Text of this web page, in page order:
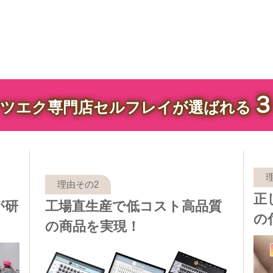
エク専門店セルフレイが選ばれる
研
工場直生産で低コスト高品質
の商品を実現！
正
の